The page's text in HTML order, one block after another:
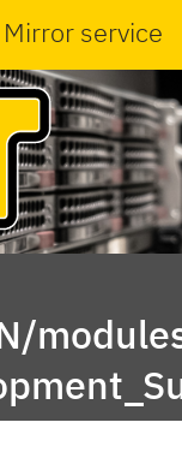
Mirror service